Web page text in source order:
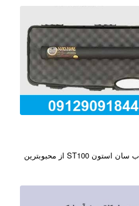
فلزیاب سان استون ST100 فلزیاب سان استون ST100 از محبوبترین